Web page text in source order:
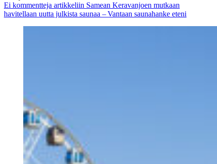
Ei kommentteja artikkeliin Samean Keravanjoen mutkaan
havitellaan uutta julkista saunaa – Vantaan saunahanke eteni